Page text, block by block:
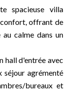
spacieuse villa
offrant de
calme dans un
hall d'entrée avec
séjour agrémenté
bureaux et